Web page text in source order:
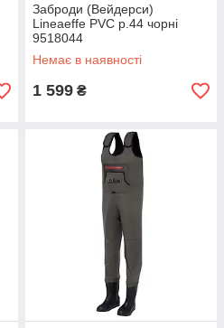
Заброди (Вейдерси)
Lineaeffe PVC р.44 чорні
9518044
Немає в наявності
1 599 ₴